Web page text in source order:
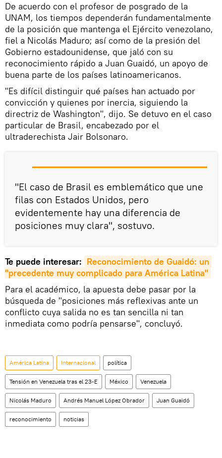
De acuerdo con el profesor de posgrado de la
UNAM, los tiempos dependerán fundamentalmente
de la posición que mantenga el Ejército venezolano,
fiel a Nicolás Maduro; así como de la presión del
Gobierno estadounidense, que jaló con su
reconocimiento rápido a Juan Guaidó, un apoyo de
buena parte de los países latinoamericanos.
"Es difícil distinguir qué países han actuado por
convicción y quienes por inercia, siguiendo la
directriz de Washington", dijo. Se detuvo en el caso
particular de Brasil, encabezado por el
ultraderechista Jair Bolsonaro.
"El caso de Brasil es emblemático que une
filas con Estados Unidos, pero
evidentemente hay una diferencia de
posiciones muy clara", sostuvo.
Te puede interesar: Reconocimiento de Guaidó: un
"precedente muy complicado para América Latina"
Para el académico, la apuesta debe pasar por la
búsqueda de "posiciones más reflexivas ante un
conflicto cuya salida no es tan sencilla ni tan
inmediata como podría pensarse", concluyó.
América Latina Internacional política
Tensión en Venezuela tras el 23-E México Venezuela
Nicolás Maduro Andrés Manuel López Obrador Juan Guaidó
reconocimiento noticias